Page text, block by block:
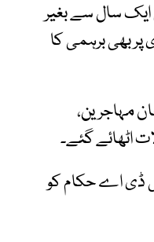
ایک سال سے بغیر
بھی برہمی کا
مہاجرین،
اٹھائے گئے۔
ڈی اے حکام کو